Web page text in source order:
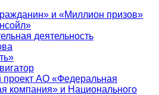
и «Миллион призов»
деятельность
АО «Федеральная
компания» и Национального